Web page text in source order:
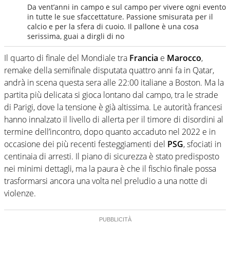
Da vent’anni in campo e sul campo per vivere ogni evento
in tutte le sue sfaccettature. Passione smisurata per il
calcio e per la sfera di cuoio. Il pallone è una cosa
serissima, guai a dirgli di no
Il quarto di finale del Mondiale tra Francia e Marocco,
remake della semifinale disputata quattro anni fa in Qatar,
andrà in scena questa sera alle 22:00 italiane a Boston. Ma la
partita più delicata si gioca lontano dal campo, tra le strade
di Parigi, dove la tensione è già altissima. Le autorità francesi
hanno innalzato il livello di allerta per il timore di disordini al
termine dell’incontro, dopo quanto accaduto nel 2022 e in
occasione dei più recenti festeggiamenti del PSG, sfociati in
centinaia di arresti. Il piano di sicurezza è stato predisposto
nei minimi dettagli, ma la paura è che il fischio finale possa
trasformarsi ancora una volta nel preludio a una notte di
violenze.